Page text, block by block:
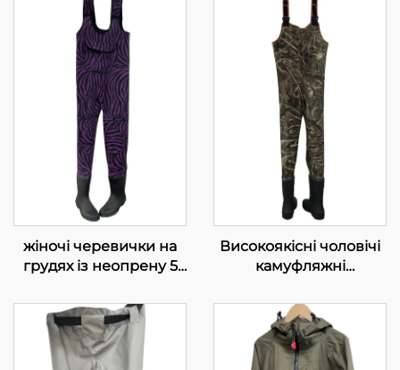
жіночі черевички на
грудях із неопрену 5
для риболовлі,
черевички-чоботи для
риболовлі
Високоякісні чоловічі
камуфляжні
напівчеревики з
неопрену для
полювання